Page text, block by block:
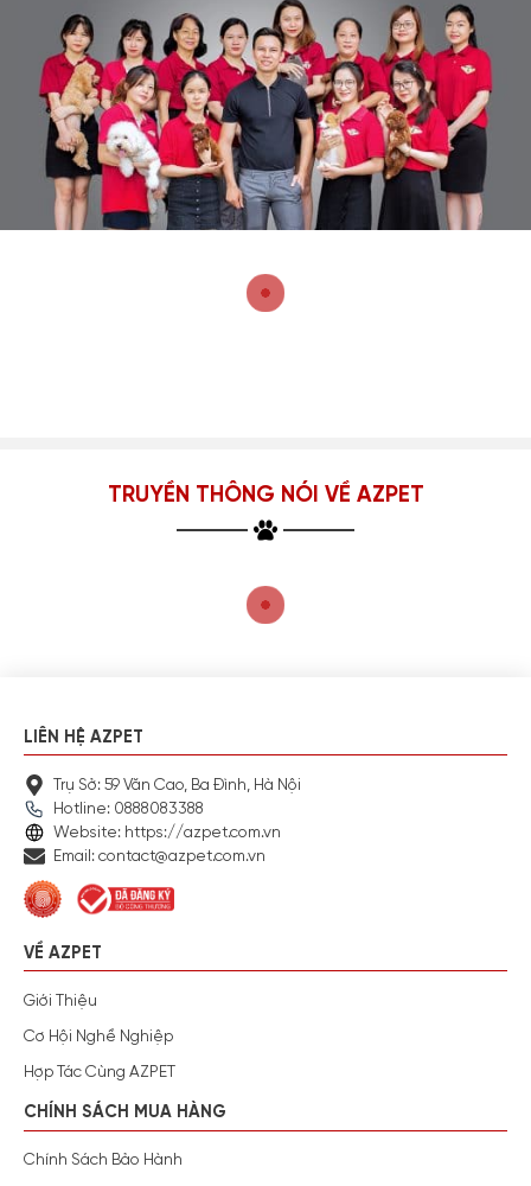
TRUYỀN THÔNG NÓI VỀ AZPET
LIÊN HỆ AZPET
Trụ Sở: 59 Văn Cao, Ba Đình, Hà Nội
Hotline: 0888083388
Website: https://azpet.com.vn
Email: contact@azpet.com.vn
VỀ AZPET
Giới Thiệu
Cơ Hội Nghề Nghiệp
Hợp Tác Cùng AZPET
CHÍNH SÁCH MUA HÀNG
Chính Sách Bảo Hành